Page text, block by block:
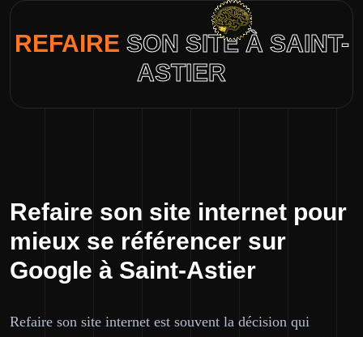
REFAIRE SON SITE À SAINT-
ASTIER
Refaire son site internet pour
mieux se référencer sur
Google à Saint-Astier
Refaire son site internet est souvent la décision qui